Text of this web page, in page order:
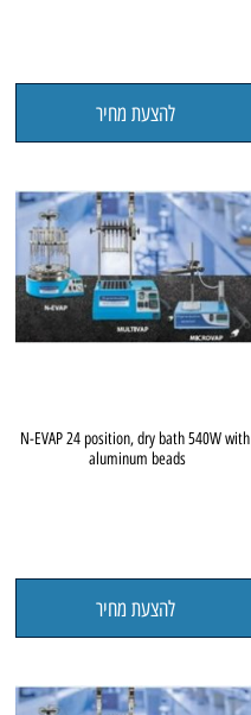
להצעת מחיר
N-EVAP 24 position, dry bath 540W with
aluminum beads
להצעת מחיר